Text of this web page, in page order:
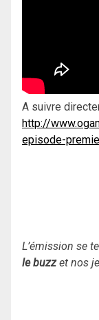
A suivre
http://
episode-
L’émission se
le buzzet nos